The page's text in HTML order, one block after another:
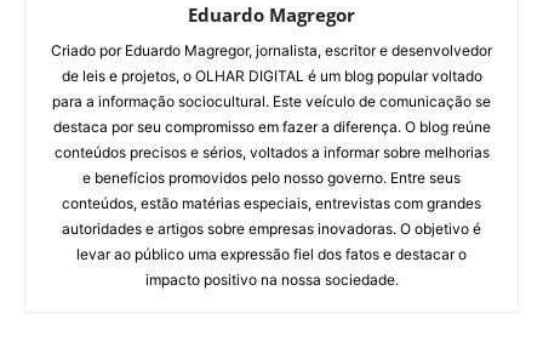
Eduardo Magregor
Criado por Eduardo Magregor, jornalista, escritor e desenvolvedor
de leis e projetos, o OLHAR DIGITAL é um blog popular voltado
para a informação sociocultural. Este veículo de comunicação se
destaca por seu compromisso em fazer a diferença. O blog reúne
conteúdos precisos e sérios, voltados a informar sobre melhorias
e benefícios promovidos pelo nosso governo. Entre seus
conteúdos, estão matérias especiais, entrevistas com grandes
autoridades e artigos sobre empresas inovadoras. O objetivo é
levar ao público uma expressão fiel dos fatos e destacar o
impacto positivo na nossa sociedade.